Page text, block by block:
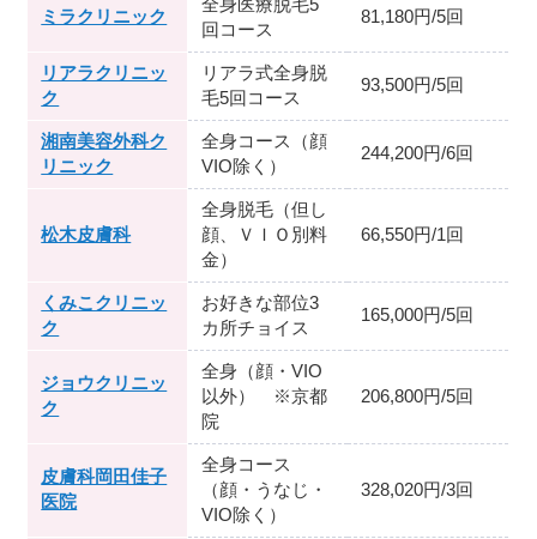
ミラクリニック
全身医療脱毛5
回コース
81,180円/5回
リアラクリニッ
ク
リアラ式全身脱
毛5回コース
93,500円/5回
湘南美容外科ク
リニック
全身コース（顔
VIO除く）
244,200円/6回
松木皮膚科
全身脱毛（但し
顔、ＶＩＯ別料
金）
66,550円/1回
くみこクリニッ
ク
お好きな部位3
カ所チョイス
165,000円/5回
ジョウクリニッ
ク
全身（顔・VIO
以外） ※京都
院
206,800円/5回
皮膚科岡田佳子
医院
全身コース
（顔・うなじ・
VIO除く）
328,020円/3回